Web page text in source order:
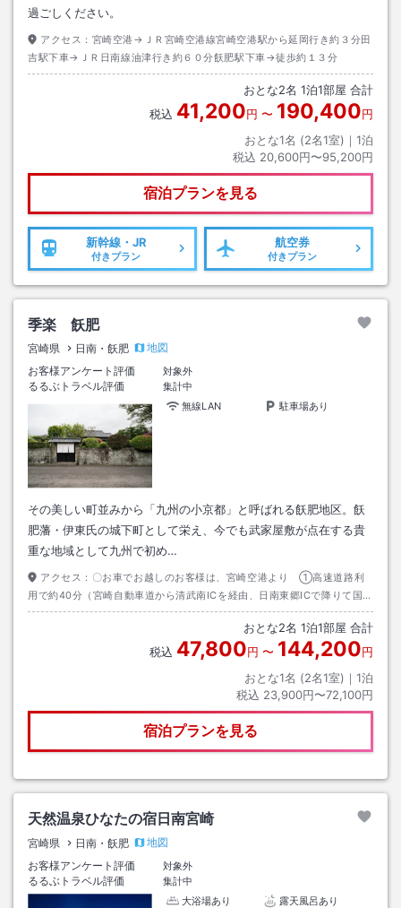
過ごしください。
アクセス： 宮崎空港→ＪＲ宮崎空港線宮崎空港駅から延岡行き約３分田
吉駅下車→ＪＲ日南線油津行き約６０分飫肥駅下車→徒歩約１３分
おとな2名 1泊1部屋 合計
税込 41,200円 〜 190,400円
おとな1名 (2名1室)｜ 1泊
税込 20,600円〜95,200円
宿泊プランを見る
新幹線・JR
付きプラン
航空券
付きプラン
季楽 飫肥
宮崎県 日南・飫肥
地図
お客様アンケート評価
対象外
るるぶトラベル評価
集計中
無線LAN
駐車場あり
その美しい町並みから「九州の小京都」と呼ばれる飫肥地区。飫
肥藩・伊東氏の城下町として栄え、今でも武家屋敷が点在する貴
重な地域として九州で初め…
アクセス： 〇お車でお越しのお客様は、宮崎空港より ①高速道路利
用で約40分（宮崎自動車道から清武南ICを経由、日南東郷ICで降りて国道
222号へ向かう）。 ②国道220号経由の日南海岸線コースは約1時間。飫
肥まで一直線、最短でお越しの場合は高速道路、鵜戸神宮やサンメッセ日
南など、ゆっくり観光しながらお越しの場合は②の日南海岸線コースがお
おとな2名 1泊1部屋 合計
税込 47,800円 〜 144,200円
おとな1名 (2名1室)｜ 1泊
税込 23,900円〜72,100円
宿泊プランを見る
天然温泉ひなたの宿日南宮崎
宮崎県 日南・飫肥
地図
お客様アンケート評価
対象外
るるぶトラベル評価
集計中
大浴場あり
露天風呂あり